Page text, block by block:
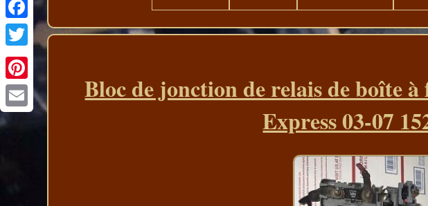
Bloc de jonction de relais de boîte
Express 03-07